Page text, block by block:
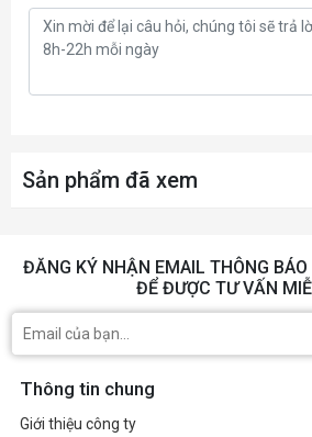
EXPO™
Driver bypass
boot
CPU series,
boot. Certain
Sản phẩm đã xem
ĐĂNG KÝ NHẬN EMAIL THÔNG
ĐỂ ĐƯỢC TƯ VẤN
Thông tin chung
Giới thiệu công ty